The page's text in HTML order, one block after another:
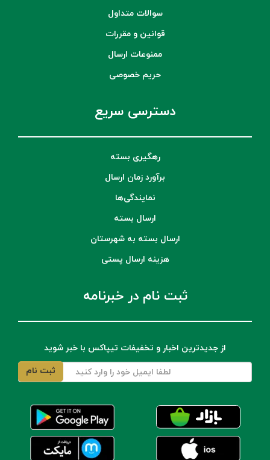
سوالات متداول
قوانین و مقررات
ممنوعات ارسال
حریم خصوصی
دسترسی سریع
رهگیری بسته
برآورد زمان ارسال
نمایندگی‌ها
ارسال بسته
ارسال بسته به شهرستان
هزینه ارسال پستی
ثبت نام در خبرنامه
از جدیدترین اخبار و تخفیفات تیپاکس با خبر شوید